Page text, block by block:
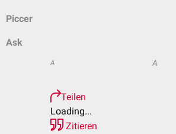
Piccer
Ask
A A
Teilen
Loading...
Zitieren